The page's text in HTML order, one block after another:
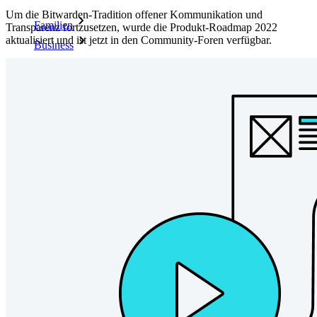
Familien
Business
Entwicklungs-, DevOps- und IT-Teams
Passwordless.dev und Passkeys
Schalten Sie Passkey-Funktionen und mehr mit nur wenigen
Dokumentation für Entwickler
Um die Bitwarden-Tradition offener Kommunikation und
Transparenz fortzusetzen, wurde die Produkt-Roadmap 2022
aktualisiert und ist jetzt in den Community-Foren verfügbar.